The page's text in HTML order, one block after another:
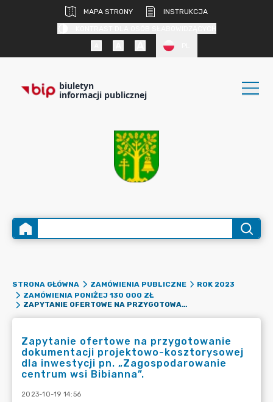
MAPA STRONY
INSTRUKCJA
biuletyn
informacji publicznej
STRONA GŁÓWNA ZAMÓWIENIA PUBLICZNE
ROK 2023
ZAMÓWIENIA PONIŻEJ 130 000 ZŁ
ZAPYTANIE OFERTOWE NA PRZYGOTOWANIE DOKUMENTACJI PROJEKTOWO-KOSZTORYSOWEJ DLA INWESTYCJI PN. „ZAGOSPODAROWANIE CENTRUM WSI BIBIANNA”.
Zapytanie ofertowe na przygotowanie
dokumentacji projektowo-kosztorysowej
dla inwestycji pn. „Zagospodarowanie
centrum wsi Bibianna”.
2023-10-19 14:56